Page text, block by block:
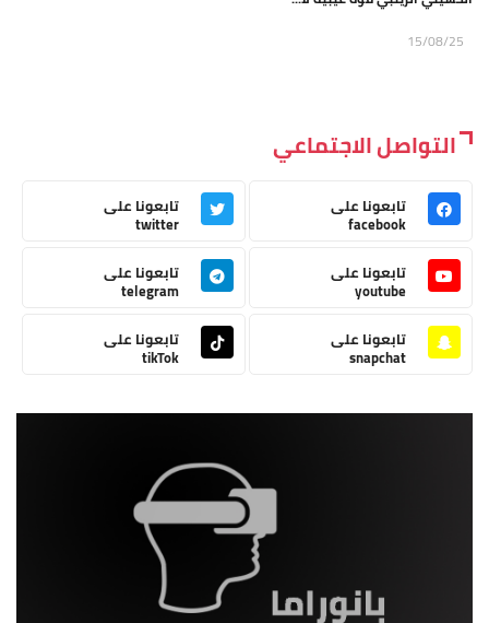
15/08/25
التواصل الاجتماعي
تابعونا على
facebook
تابعونا على
twitter
تابعونا على
youtube
تابعونا على
telegram
تابعونا على
snapchat
تابعونا على
tikTok